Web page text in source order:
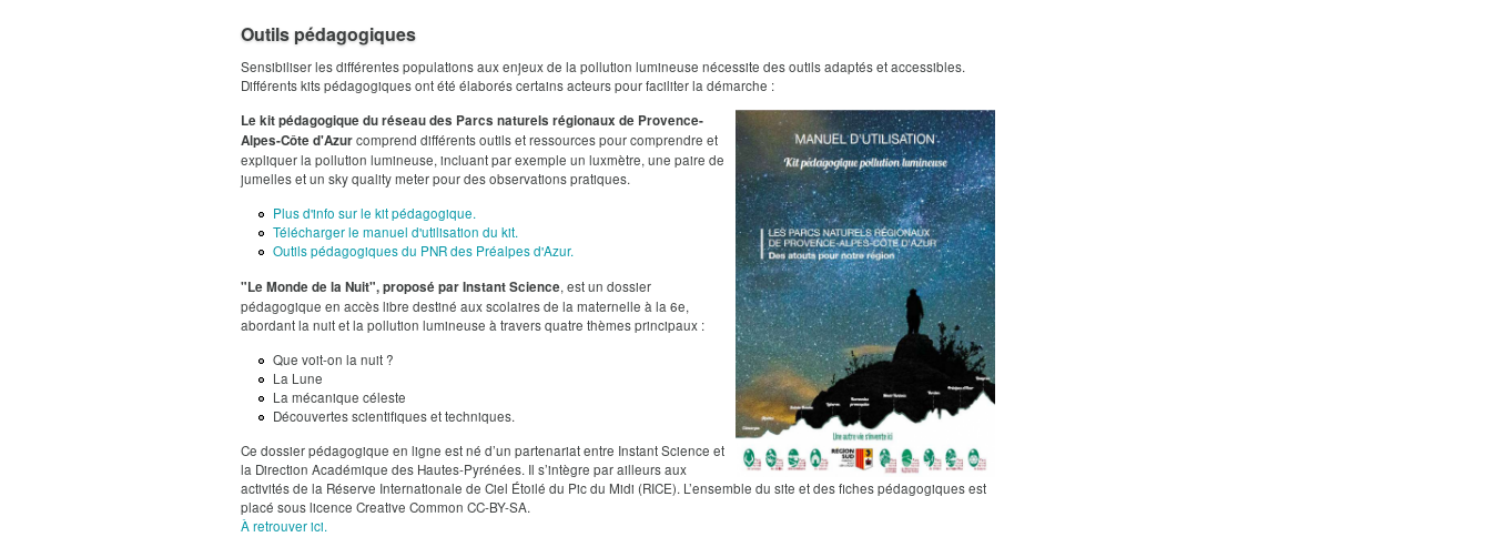
Outils pédagogiques
Sensibiliser les différentes populations aux enjeux de la pollution lumineuse nécessite des outils adaptés et accessibles.
Différents kits pédagogiques ont été élaborés certains acteurs pour faciliter la démarche :​
Le kit pédagogique du réseau des Parcs naturels régionaux de Provence-
Alpes-Côte d'Azurcomprend différents outils et ressources pour comprendre et
expliquer la pollution lumineuse, incluant par exemple un luxmètre, une paire de
jumelles et un sky quality meter pour des observations pratiques. ​
Plus d'info sur le kit pédagogique.
Télécharger le manuel d'utilisation du kit.
Outils pédagogiques du PNR des Préalpes d'Azur.
​"Le Monde de la Nuit", proposé par Instant Science, est un dossier
pédagogique en accès libre destiné aux scolaires de la maternelle à la 6e,
abordant la nuit et la pollution lumineuse à travers quatre thèmes principaux :
Que voit-on la nuit ?
La Lune
La mécanique céleste
Découvertes scientifiques et techniques.
Ce dossier pédagogique en ligne est né d’un partenariat entre Instant Science et
la Direction Académique des Hautes-Pyrénées. Il s’intègre par ailleurs aux
activités de la Réserve Internationale de Ciel Étoilé du Pic du Midi (RICE). L’ensemble du site et des fiches pédagogiques est
placé sous licence Creative Common CC-BY-SA.
À retrouver ici.